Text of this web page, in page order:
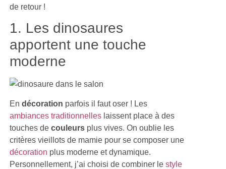
de retour !
1. Les dinosaures
apportent une touche
moderne
Endécoration parfois il faut oser ! Les
ambiances traditionnelles laissent place à des
touches decouleurs plus vives. On oublie les
critères vieillots de mamie pour se composer une
décoration plus moderne et dynamique.
Personnellement, j’ai choisi de combiner lestyle